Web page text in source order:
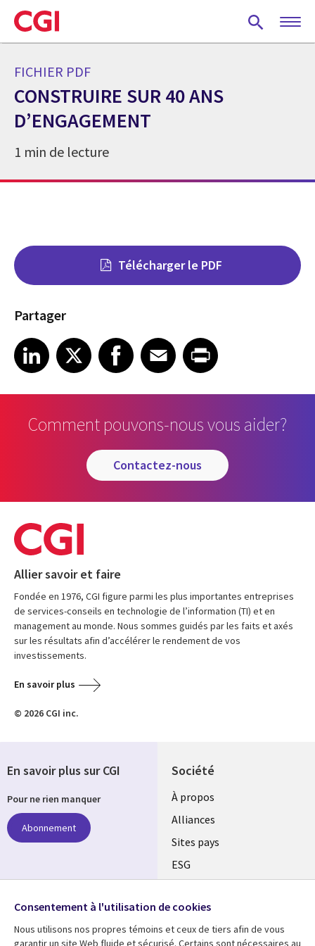
Skip
to
main
FICHIER PDF
CONSTRUIRE SUR 40 ANS
D’ENGAGEMENT
1 min de lecture
Télécharger le PDF
Partager
Share on LinkedIn
LinkedIn
Share on X Share on Facebook
Facebook
Share on EmailEmailShare on Print
Comment pouvons-nous vous aider?
contactez-nous
Allier savoir et faire
Fondée en 1976, CGI figure parmi les plus importantes entreprises
de services-conseils en technologie de l’information (TI) et en
management au monde. Nous sommes guidés par les faits et axés
sur les résultats afin d’accélérer le rendement de vos
investissements.
En savoir plus
© 2026 CGI inc.
Société
À propos
Alliances
Sites pays
ESG
Fusions
Salle de presse
En savoir plus sur CGI
Pour ne rien manquer
Abonnement
Suivez-nous
Social
Consentement à l'utilisation de cookies
Nous utilisons nos propres témoins et ceux de tiers afin de vous
garantir un site Web fluide et sécurisé. Certains sont nécessaires au